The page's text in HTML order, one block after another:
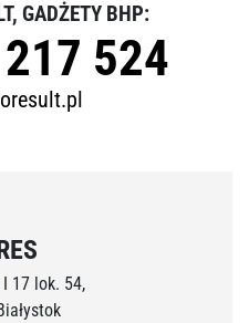
GADŻETY BHP:
524
17 lok. 54,